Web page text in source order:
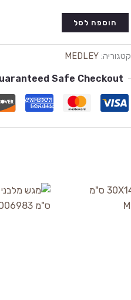
הוספה לסל
קטגוריה:MEDLEY
Safe Checkout